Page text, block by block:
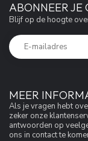
MEER
Als je vragen hebt
zeker onze
antwoorden op
ons in contact te
ABONNEER JE
Blijf op de hoogte